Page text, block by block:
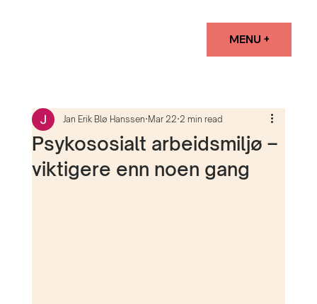
MENU +
Psykososialt arbeidsmiljø –
viktigere enn noen gang
Jan Erik Blø Hanssen Mar 22 2 min read